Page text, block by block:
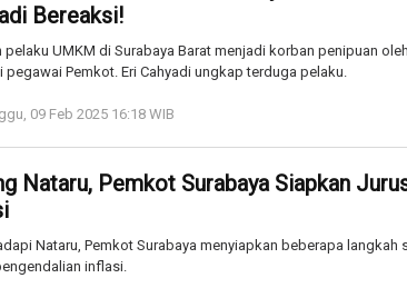
Bereaksi!
pelaku UMKM di Surabaya Barat menjadi korban penipuan
pegawai Pemkot. Eri Cahyadi ungkap terduga pelaku.
09 Feb 2025 16:18 WIB
Nataru, Pemkot Surabaya Siapkan
Nataru, Pemkot Surabaya menyiapkan beberapa
inflasi.